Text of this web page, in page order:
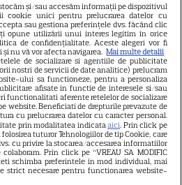
Morgenstern, imagini
alături de iubitul ei și fiul
„Fotografii pe care le faci,
nu le postezi”
România își stabilește
pentru viitor: o
de conducere
și/sau accesăm informații pe dispozitivul
cookie unici pentru prelucrarea datelor cu
sau gestiona preferințele dvs. făcând clic
opune utilizării unui interes legitim în orice
de confidențialitate. Aceste alegeri vor fi
nu vă vor afecta navigarea. Mai multe detalii
de socializare si agentiile de publicitate
nostri de servicii de date analitice) prelucram
ului sa functioneze, pentru a personaliza
afisate in functie de interesele si/sau
functionalitati aferente retelelor de socializare
website. Beneficiati de drepturile prevazute de
cu prelucrarea datelor cu caracter personal.
prin modalitatea indicataaici. Prin click pe
folosirea tuturor Tehnologiilor de tip Cookie, care
cu privire la stocarea/accesarea informatiilor
Prin click pe “VREAU SA MODIFIC
schimba preferintele in mod individual, mai
strict necesare pentru functionarea website-